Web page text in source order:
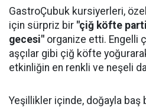
GastroÇubuk kursiyerleri,
için sürpriz bir "çiğ köfte
gecesi" organize etti. Engelli
aşçılar gibi çiğ köfte
etkinliğin en renkli ve neşeli
Yeşillikler içinde, doğayla